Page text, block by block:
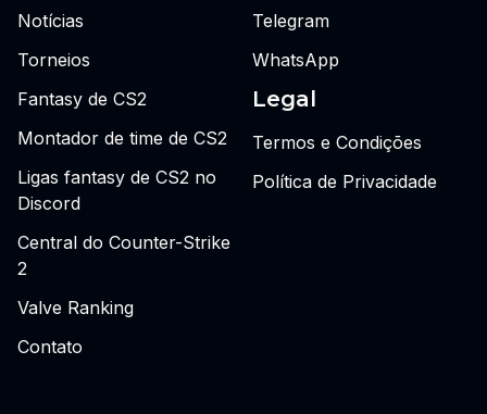
Notícias
Torneios
Fantasy de CS2
Montador de time de CS2
Ligas fantasy de CS2 no
Discord
Central do Counter-Strike
2
Valve Ranking
Contato
Telegram
WhatsApp
Legal
Termos e Condições
Política de Privacidade